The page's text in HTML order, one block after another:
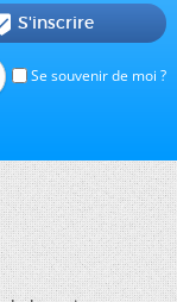
Se souvenir de moi ?
S'inscrire